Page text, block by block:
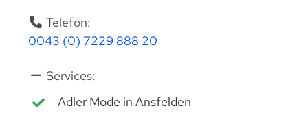
Telefon:
0043 (0) 7229 888 20
Services:
Adler Mode in Ansfelden